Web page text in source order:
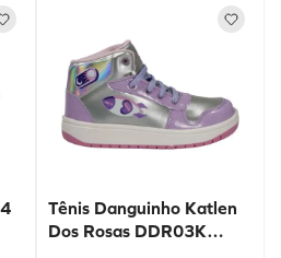
Tênis Danguinho Katlen
Dos Rosas DDR03K